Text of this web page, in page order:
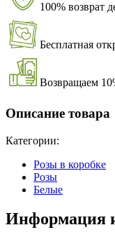
100% возврат
Бесплатная
Возвращаем
Описание товара
Категории:
Розы в коробке
Розы
Белые
Информация